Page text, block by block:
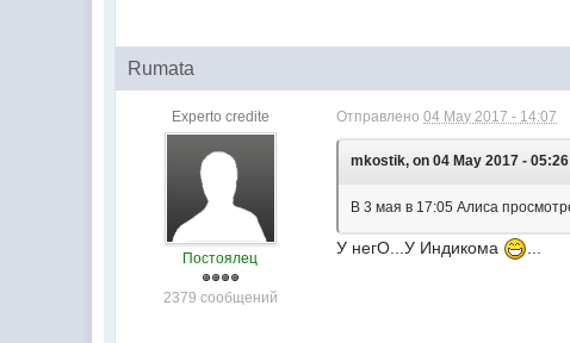
Rumata
Experto credite
Постоялец
2379 сообщений
Отправлено04 May 2017 - 14:07
mkostik, on 04 May 2017 -
В 3 мая в 17:05 Алиса
У негО...У Индикома